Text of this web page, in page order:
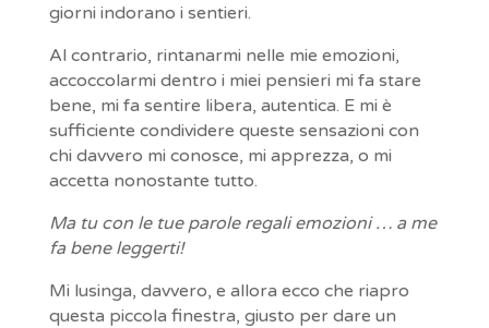
giorni indorano i sentieri.
Al contrario, rintanarmi nelle mie emozioni,
accoccolarmi dentro i miei pensieri mi fa stare
bene, mi fa sentire libera, autentica. E mi è
sufficiente condividere queste sensazioni con
chi davvero mi conosce, mi apprezza, o mi
accetta nonostante tutto.
Ma tu con le tue parole regali emozioni … a me
fa bene leggerti!
Mi lusinga, davvero, e allora ecco che riapro
questa piccola finestra, giusto per dare un